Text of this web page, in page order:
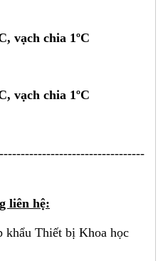
vạch chia 1ºC
vạch chia 1ºC
liên hệ:
Thiết bị Khoa học